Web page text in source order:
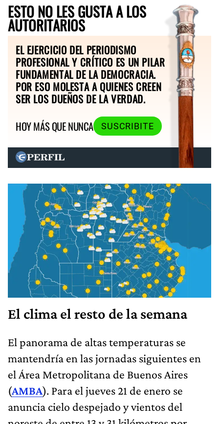
ESTO NO LES GUSTA A LOS
AUTORITARIOS
EL EJERCICIO DEL PERIODISMO
PROFESIONAL Y CRÍTICO ES UN PILAR
FUNDAMENTAL DE LA DEMOCRACIA.
POR ESO MOLESTA A QUIENES CREEN
SER LOS DUEÑOS DE LA VERDAD.
HOY MÁS QUE NUNCA
SUSCRIBITE
El clima el resto de la semana
El panorama de altas temperaturas se
mantendría en las jornadas siguientes en
el Área Metropolitana de Buenos Aires
(AMBA). Para el jueves 21 de enero se
anuncia cielo despejado y vientos del